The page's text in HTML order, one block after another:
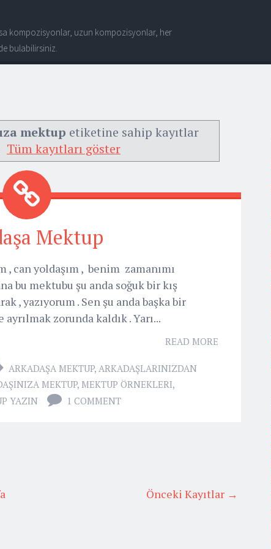
kompozisyonlar, uzun kompozisyonlar, her
bulabilirsiniz.
mektup etiketine sahip kayıtlar
Tüm kayıtları göster
Mektup
, can yoldaşım , benim zamanımı
bu mektubu şu anda soğuk bir kış
, yazıyorum . Sen şu anda başka bir
zorunda kaldık . Yarı...
READ MORE
ARKADAŞA MEKTUP, ARKADAŞLARINIZDAN
MEKTUP, MEKTUP ÖRNEKLERI,
YAZIN
1 COMMENT
Önceki Kayıtlar →